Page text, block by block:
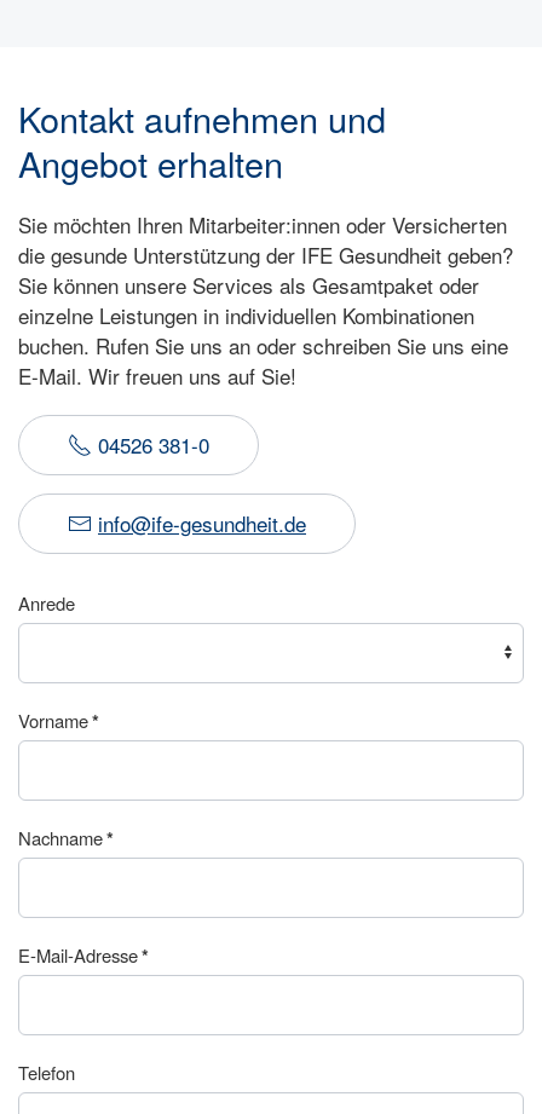
Kontakt aufnehmen und
Angebot erhalten
Sie möchten Ihren Mitarbeiter:innen oder Versicherten
die gesunde Unterstützung der IFE Gesundheit geben?
Sie können unsere Services als Gesamtpaket oder
einzelne Leistungen in individuellen Kombinationen
buchen. Rufen Sie uns an oder schreiben Sie uns eine
E-Mail. Wir freuen uns auf Sie!
04526 381-0
info@ife-gesundheit.de
Anrede
Vorname*
Nachname*
E-Mail-Adresse*
Telefon